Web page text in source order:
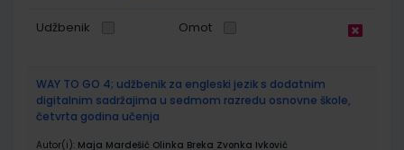
Udžbenik Omot
WAY TO GO 4; udžbenik za engleski jezik s dodatnim
digitalnim sadržajima u sedmom razredu osnovne škole,
četvrta godina učenja
Autor(i): Maja Mardešić Olinka Breka Zvonka Ivković